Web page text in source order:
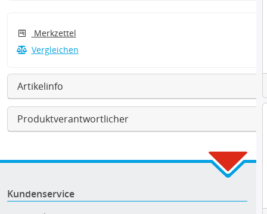
Merkzettel
Vergleichen
Artikelinfo
Produktverantwortlicher
Kundenservice